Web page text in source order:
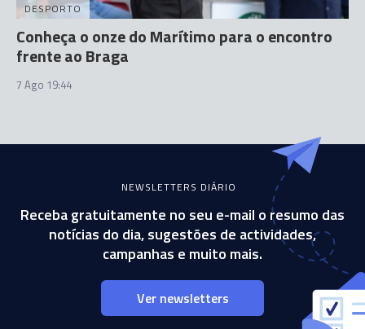
DESPORTO
Conheça o onze do Marítimo para o encontro
frente ao Braga
7 Ago 19:44
NEWSLETTERS DIÁRIO
Receba gratuitamente no seu e-mail o resumo das
notícias do dia, sugestões de actividades,
campanhas e muito mais.
Ver newsletters